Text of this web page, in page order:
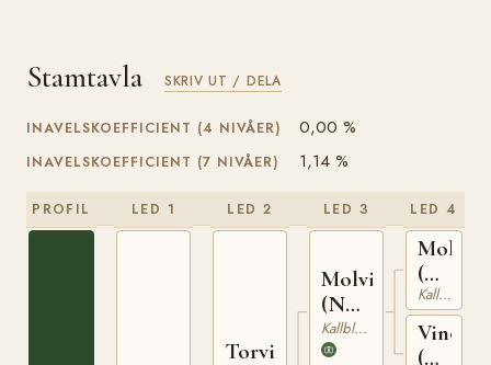
Stamtavla SKRIV UT / DELA
INAVELSKOEFFICIENT (4 NIVÅER) 0,00 %
INAVELSKOEFFICIENT (7 NIVÅER) 1,14 %
PROFIL LED 1 LED 2
Torvinn
LED 3
Molvin
(NO)
T-191
Kallblodig Travare
LED 4
Molyn
(NO)
T-
150
Kallblodig Travare
Vinoga
(NO)